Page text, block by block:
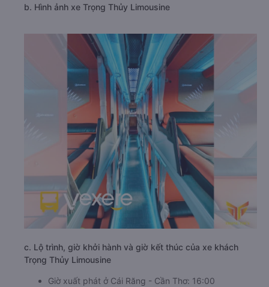
b. Hình ảnh xe Trọng Thủy Limousine
c. Lộ trình, giờ khởi hành và giờ kết thúc của xe khách
Trọng Thủy Limousine
Giờ xuất phát ở Cái Răng - Cần Thơ: 16:00